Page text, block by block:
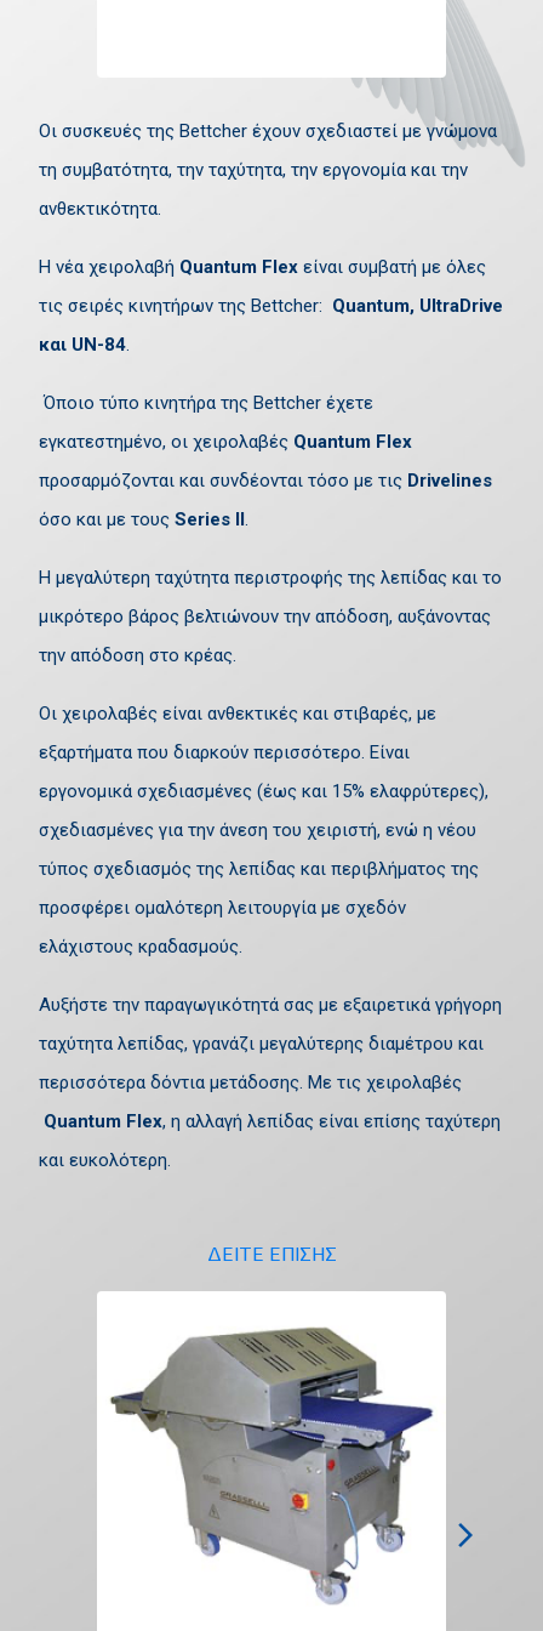
Οι συσκευές της Bettcher έχουν σχεδιαστεί με γνώμονα
τη συμβατότητα, την ταχύτητα, την εργονομία και την
ανθεκτικότητα.
Η νέα χειρολαβή Quantum Flex είναι συμβατή με όλες
τις σειρές κινητήρων της Bettcher: Quantum, UltraDrive
και UN-84.
Όποιο τύπο κινητήρα της Bettcher έχετε
εγκατεστημένο, οι χειρολαβές Quantum Flex
προσαρμόζονται και συνδέονται τόσο με τις Drivelines
όσο και με τους Series II.
Η μεγαλύτερη ταχύτητα περιστροφής της λεπίδας και το
μικρότερο βάρος βελτιώνουν την απόδοση, αυξάνοντας
την απόδοση στο κρέας.
Οι χειρολαβές είναι ανθεκτικές και στιβαρές, με
εξαρτήματα που διαρκούν περισσότερο. Είναι
εργονομικά σχεδιασμένες (έως και 15% ελαφρύτερες),
σχεδιασμένες για την άνεση του χειριστή, ενώ η νέου
τύπος σχεδιασμός της λεπίδας και περιβλήματος της
προσφέρει ομαλότερη λειτουργία με σχεδόν
ελάχιστους κραδασμούς.
Αυξήστε την παραγωγικότητά σας με εξαιρετικά γρήγορη
ταχύτητα λεπίδας, γρανάζι μεγαλύτερης διαμέτρου και
περισσότερα δόντια μετάδοσης. Με τις χειρολαβές
Quantum Flex, η αλλαγή λεπίδας είναι επίσης ταχύτερη
και ευκολότερη.
ΔΕΙΤΕ ΕΠΙΣΗΣ
arrow_forward_ios